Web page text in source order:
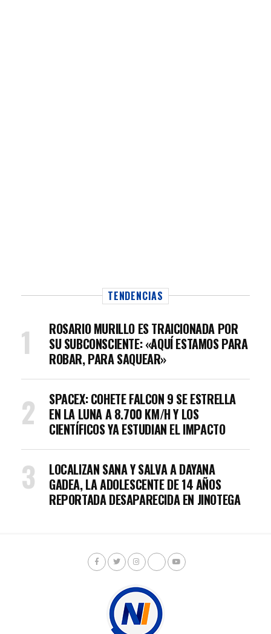
TENDENCIAS
ROSARIO MURILLO ES TRAICIONADA POR
SU SUBCONSCIENTE: «AQUÍ ESTAMOS PARA
ROBAR, PARA SAQUEAR»
SPACEX: COHETE FALCON 9 SE ESTRELLA
EN LA LUNA A 8.700 KM/H Y LOS
CIENTÍFICOS YA ESTUDIAN EL IMPACTO
LOCALIZAN SANA Y SALVA A DAYANA
GADEA, LA ADOLESCENTE DE 14 AÑOS
REPORTADA DESAPARECIDA EN JINOTEGA